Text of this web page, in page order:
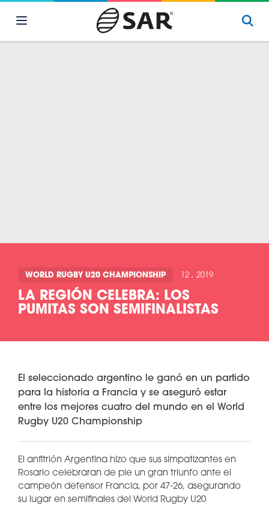
WORLD RUGBY U20 CHAMPIONSHIP 12 , 2019
LA REGIÓN CELEBRA: LOS
PUMITAS SON SEMIFINALISTAS
El seleccionado argentino le ganó en un partido
para la historia a Francia y se aseguró estar
entre los mejores cuatro del mundo en el World
Rugby U20 Championship
El anfitrión Argentina hizo que sus simpatizantes en
Rosario celebraran de pie un gran triunfo ante el
campeón defensor Francia, por 47-26, asegurando
su lugar en semifinales del World Rugby U20